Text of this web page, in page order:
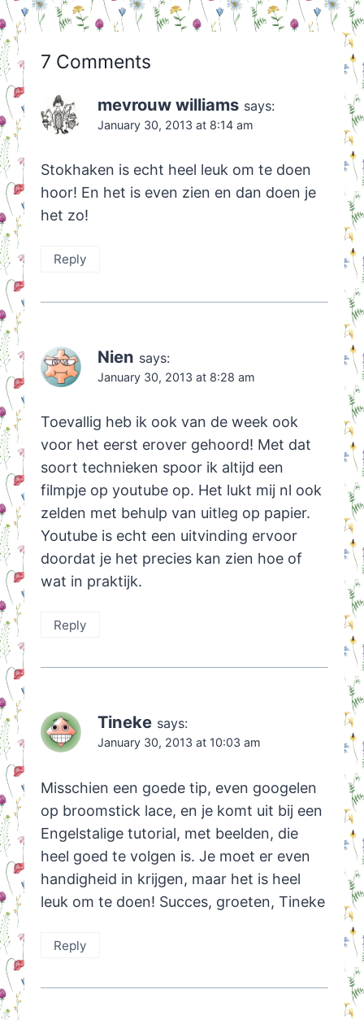
7 Comments
mevrouw williams says:
January 30, 2013 at 8:14 am
Stokhaken is echt heel leuk om te doen
hoor! En het is even zien en dan doen je
het zo!
Reply
Nien says:
January 30, 2013 at 8:28 am
Toevallig heb ik ook van de week ook
voor het eerst erover gehoord! Met dat
soort technieken spoor ik altijd een
filmpje op youtube op. Het lukt mij nl ook
zelden met behulp van uitleg op papier.
Youtube is echt een uitvinding ervoor
doordat je het precies kan zien hoe of
wat in praktijk.
Reply
Tineke says:
January 30, 2013 at 10:03 am
Misschien een goede tip, even googelen
op broomstick lace, en je komt uit bij een
Engelstalige tutorial, met beelden, die
heel goed te volgen is. Je moet er even
handigheid in krijgen, maar het is heel
leuk om te doen! Succes, groeten, Tineke
Reply